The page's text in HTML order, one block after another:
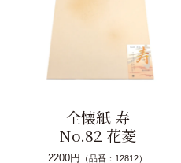
全懐紙 寿
No.82 花菱
2200円 （品番：12812）